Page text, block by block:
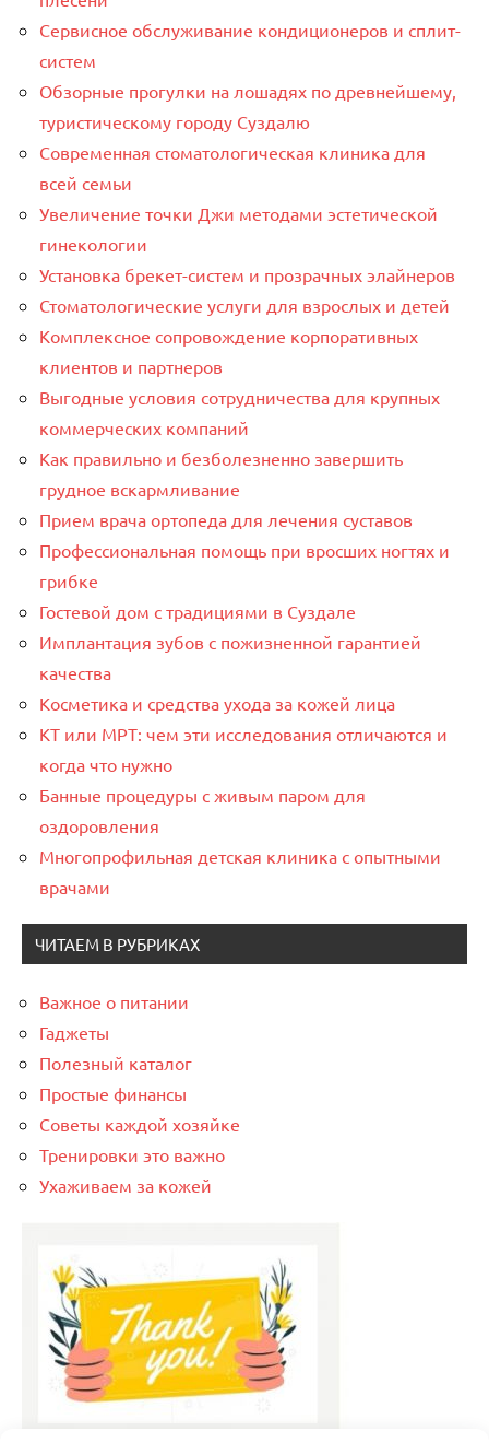
Сервисное обслуживание кондиционеров и сплит-
систем
Обзорные прогулки на лошадях по древнейшему,
туристическому городу Суздалю
Современная стоматологическая клиника для
всей семьи
Увеличение точки Джи методами эстетической
гинекологии
Установка брекет-систем и прозрачных элайнеров
Стоматологические услуги для взрослых и детей
Комплексное сопровождение корпоративных
клиентов и партнеров
Выгодные условия сотрудничества для крупных
коммерческих компаний
Как правильно и безболезненно завершить
грудное вскармливание
Прием врача ортопеда для лечения суставов
Профессиональная помощь при вросших ногтях и
грибке
Гостевой дом с традициями в Суздале
Имплантация зубов с пожизненной гарантией
качества
Косметика и средства ухода за кожей лица
КТ или МРТ: чем эти исследования отличаются и
когда что нужно
Банные процедуры с живым паром для
оздоровления
Многопрофильная детская клиника с опытными
врачами
ЧИТАЕМ В РУБРИКАХ
Важное о питании
Гаджеты
Полезный каталог
Простые финансы
Советы каждой хозяйке
Тренировки это важно
Ухаживаем за кожей